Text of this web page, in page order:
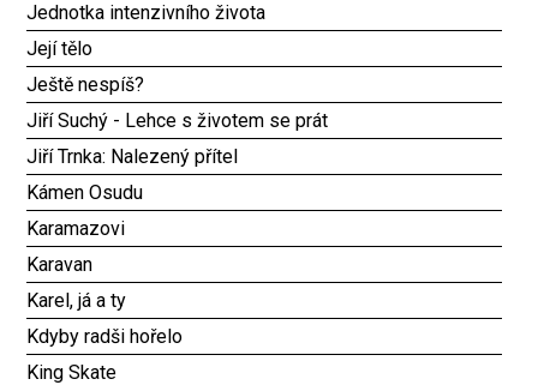
Jednotka intenzivního života
Její tělo
Ještě nespíš?
Jiří Suchý - Lehce s životem se prát
Jiří Trnka: Nalezený přítel
Kámen Osudu
Karamazovi
Karavan
Karel, já a ty
Kdyby radši hořelo
King Skate